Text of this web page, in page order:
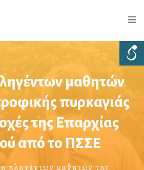
μαθητών
πυρκαγιάς
της Επαρχίας
από το ΠΣΣΕ
πληγέντων μαθητών της